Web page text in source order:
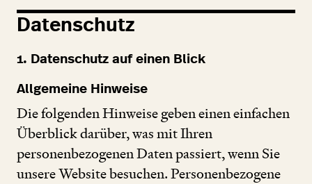
Datenschutz
1. Datenschutz auf einen Blick
Allgemeine Hinweise
Die folgenden Hinweise geben einen einfachen
Überblick darüber, was mit Ihren
personenbezogenen Daten passiert, wenn Sie
unsere Website besuchen. Personenbezogene